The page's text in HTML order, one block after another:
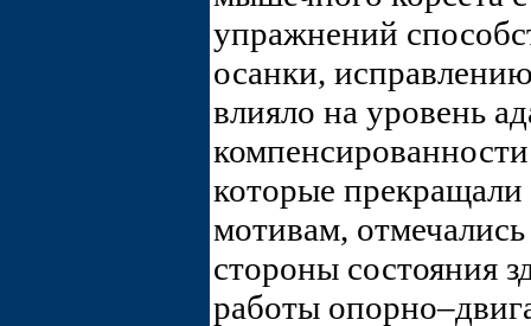
упражнений
осанки,
влияло на уровень
которые
мотивам,
стороны состояния
работы